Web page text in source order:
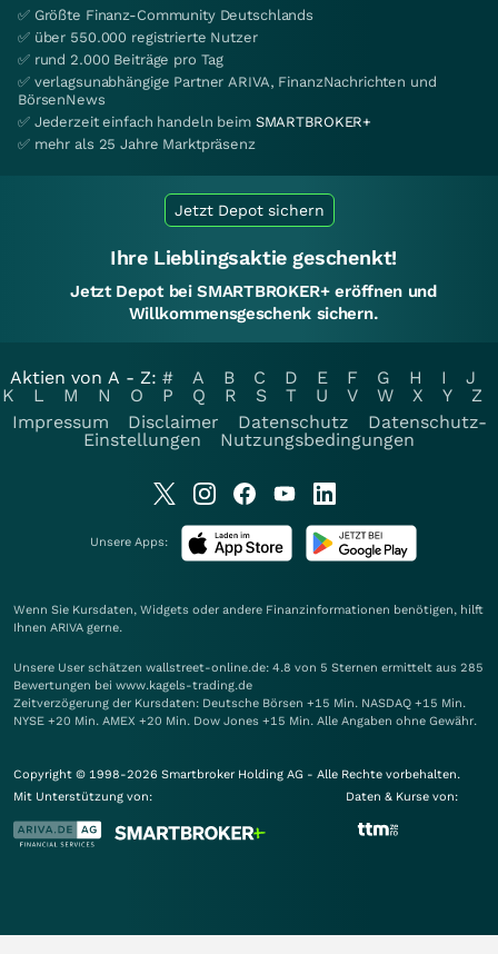
✅ Größte Finanz-Community Deutschlands
✅ über 550.000 registrierte Nutzer
✅ rund 2.000 Beiträge pro Tag
✅ verlagsunabhängige Partner ARIVA, FinanzNachrichten und
BörsenNews
✅ Jederzeit einfach handeln beim SMARTBROKER+
✅ mehr als 25 Jahre Marktpräsenz
Jetzt Depot sichern
Ihre Lieblingsaktie geschenkt!
Jetzt Depot bei SMARTBROKER+ eröffnen und
Willkommensgeschenk sichern.
Aktien von A - Z: # A B C D E F G H I
J
K
L M N O P Q R S T U V W X Y
Z
Impressum
Disclaimer Datenschutz
Datenschutz-
Einstellungen
Nutzungsbedingungen
Unsere Apps:
Wenn Sie Kursdaten, Widgets oder andere Finanzinformationen benötigen, hilft
Ihnen ARIVA gerne.
Unsere User schätzen wallstreet-online.de: 4.8 von 5 Sternen ermittelt aus 285
Bewertungen bei www.kagels-trading.de
Zeitverzögerung der Kursdaten: Deutsche Börsen +15 Min. NASDAQ +15 Min.
NYSE +20 Min. AMEX +20 Min. Dow Jones +15 Min. Alle Angaben ohne Gewähr.
Copyright © 1998-2026 Smartbroker Holding AG - Alle Rechte vorbehalten.
Mit Unterstützung von:
Daten & Kurse von: